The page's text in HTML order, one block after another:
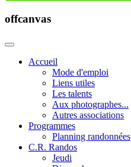
offcanvas
Accueil
Mode d'emploi
Liens utiles
Les talents
Aux photographes...
Autres associations
Programmes
Planning randonnées
C.R. Randos
Jeudi